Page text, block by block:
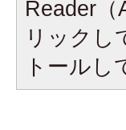
Reader
リックし
トールし